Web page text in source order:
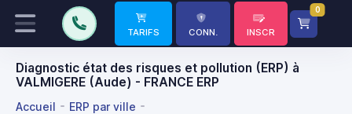
TARIFS CONN. INSCR
0
Diagnostic état des risques et pollution (ERP) à
VALMIGERE (Aude) - FRANCE ERP
Accueil ERP par ville